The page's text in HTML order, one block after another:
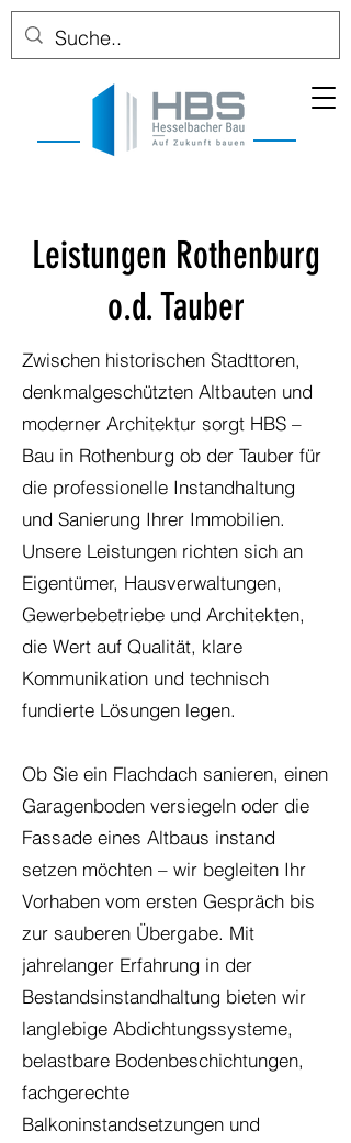
Leistungen Rothenburg
o.d. Tauber
Zwischen historischen Stadttoren,
denkmalgeschützten Altbauten und
moderner Architektur sorgt HBS –
Bau in Rothenburg ob der Tauber für
die professionelle Instandhaltung
und Sanierung Ihrer Immobilien.
Unsere Leistungen richten sich an
Eigentümer, Hausverwaltungen,
Gewerbebetriebe und Architekten,
die Wert auf Qualität, klare
Kommunikation und technisch
fundierte Lösungen legen.
Ob Sie ein Flachdach sanieren, einen
Garagenboden versiegeln oder die
Fassade eines Altbaus instand
setzen möchten – wir begleiten Ihr
Vorhaben vom ersten Gespräch bis
zur sauberen Übergabe. Mit
jahrelanger Erfahrung in der
Bestandsinstandhaltung bieten wir
langlebige Abdichtungssysteme,
belastbare Bodenbeschichtungen,
fachgerechte
Balkoninstandsetzungen und